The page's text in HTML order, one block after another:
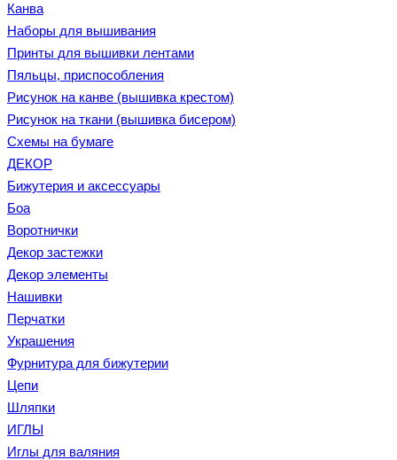
Канва
Наборы для вышивания
Принты для вышивки лентами
Пяльцы, приспособления
Рисунок на канве (вышивка крестом)
Рисунок на ткани (вышивка бисером)
Схемы на бумаге
ДЕКОР
Бижутерия и аксессуары
Боа
Воротнички
Декор застежки
Декор элементы
Нашивки
Перчатки
Украшения
Фурнитура для бижутерии
Цепи
Шляпки
ИГЛЫ
Иглы для валяния